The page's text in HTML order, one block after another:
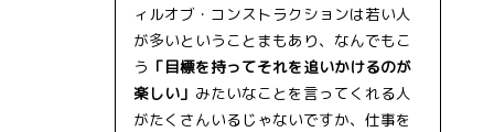
ィルオブ・コンストラクションは若い人
が多いということまもあり、なんでもこ
う 「目標を持ってそれを追いかけるのが
楽しい」 みたいなことを言ってくれる人
がたくさんいるじゃないですか、仕事を